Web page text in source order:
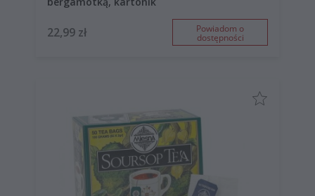
22,99 zł Powiadom o
dostępności